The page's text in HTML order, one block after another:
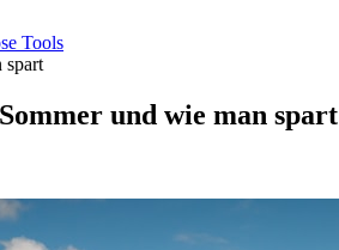
Tools
spart
und wie man spart